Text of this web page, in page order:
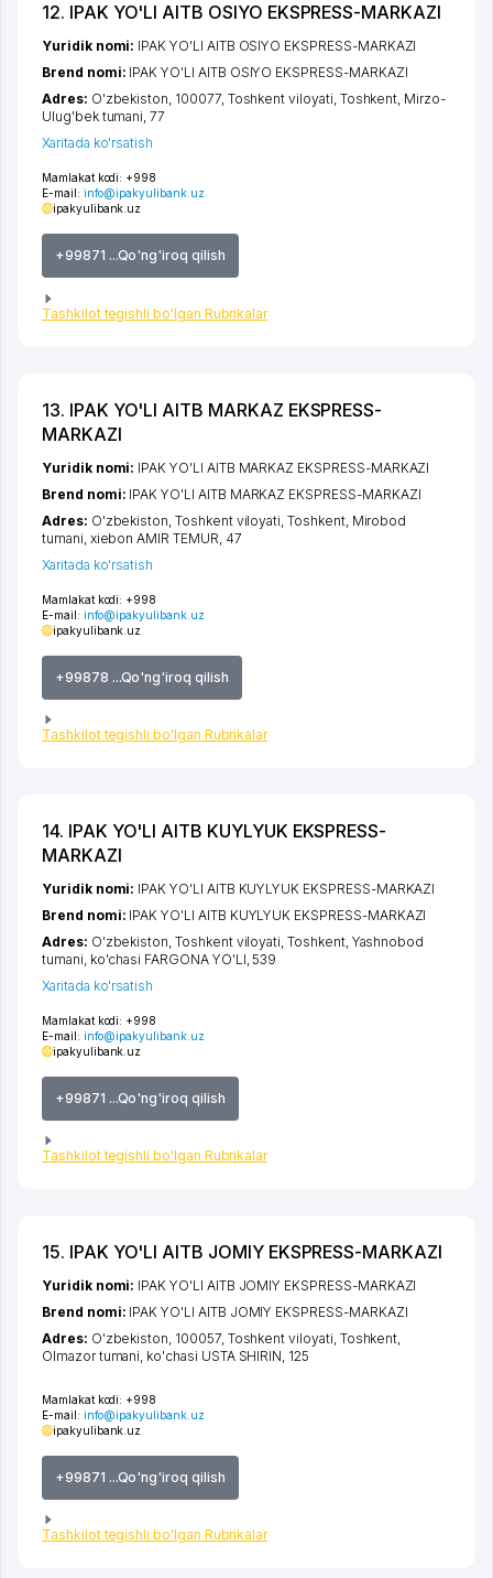
12. IPAK YO'LI AITB OSIYO EKSPRESS-MARKAZI
Mamlakat kodi: +998
E-mail: info@ipakyulibank.uz
ipakyulibank.uz
+99871 ...Qo'ng'iroq qilish
Tashkilot tegishli bo'lgan Rubrikalar
Yuridik nomi: IPAK YO'LI AITB OSIYO EKSPRESS-MARKAZI
Brend nomi: IPAK YO'LI AITB OSIYO EKSPRESS-MARKAZI
Adres: O'zbekiston, 100077, Toshkent viloyati, Toshkent, Mirzo-
Ulug'bek tumani, 77
Xaritada ko'rsatish
13. IPAK YO'LI AITB MARKAZ EKSPRESS-
MARKAZI
Mamlakat kodi: +998
E-mail: info@ipakyulibank.uz
ipakyulibank.uz
+99878 ...Qo'ng'iroq qilish
Tashkilot tegishli bo'lgan Rubrikalar
Yuridik nomi: IPAK YO'LI AITB MARKAZ EKSPRESS-MARKAZI
Brend nomi: IPAK YO'LI AITB MARKAZ EKSPRESS-MARKAZI
Adres: O'zbekiston,Toshkent viloyati ,Toshkent, Mirobod
tumani xiеbon AMIR TEMUR , 47
Xaritada ko'rsatish
14. IPAK YO'LI AITB KUYLYUK EKSPRESS-
MARKAZI
Mamlakat kodi: +998
E-mail: info@ipakyulibank.uz
ipakyulibank.uz
+99871 ...Qo'ng'iroq qilish
Tashkilot tegishli bo'lgan Rubrikalar
Yuridik nomi: IPAK YO'LI AITB KUYLYUK EKSPRESS-MARKAZI
Brend nomi: IPAK YO'LI AITB KUYLYUK EKSPRESS-MARKAZI
Adres: O'zbekiston,Toshkent viloyati ,Toshkent, Yashnobod
tumani ko'chasi FARGONA YO'LI , 539
Xaritada ko'rsatish
15. IPAK YO'LI AITB JOMIY EKSPRESS-MARKAZI
Mamlakat kodi: +998
E-mail: info@ipakyulibank.uz
ipakyulibank.uz
+99871 ...Qo'ng'iroq qilish
Tashkilot tegishli bo'lgan Rubrikalar
Yuridik nomi: IPAK YO'LI AITB JOMIY EKSPRESS-MARKAZI
Brend nomi: IPAK YO'LI AITB JOMIY EKSPRESS-MARKAZI
Adres: O'zbekiston, 100057, Toshkent viloyati Toshkent
Olmazor tumani ko'chasi USTA SHIRIN , 125